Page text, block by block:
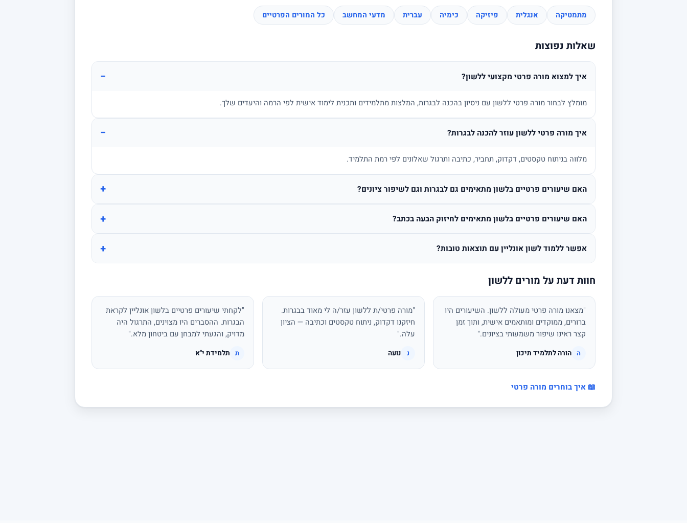
מתמטיקה אנגלית פיזיקה כימיה עברית מדעי המחשב כל המורים הפרטיים
שאלות נפוצות
איך למצוא מורה פרטי מקצועי ללשון? −
מומלץ לבחור מורה פרטי ללשון עם ניסיון בהכנה לבגרות, המלצות מתלמידים ותכנית לימוד אישית לפי הרמה והיעדים שלך.
איך מורה פרטי ללשון עוזר להכנה לבגרות? −
מלווה בניתוח טקסטים, דקדוק, תחביר, כתיבה ותרגול שאלונים לפי רמת התלמיד.
האם שיעורים פרטיים בלשון מתאימים גם לבגרות וגם לשיפור ציונים? +
האם שיעורים פרטיים בלשון מתאימים לחיזוק הבעה בכתב? +
אפשר ללמוד לשון אונליין עם תוצאות טובות? +
חוות דעת על מורים ללשון
"מצאנו מורה פרטי מעולה ללשון. השיעורים היו
ברורים, ממוקדים ומותאמים אישית, ותוך זמן
קצר ראינו שיפור משמעותי בציונים."
ה הורה לתלמיד תיכון
"מורה פרטי/ת ללשון עזר/ה לי מאוד בבגרות.
חיזקנו דקדוק, ניתוח טקסטים וכתיבה — הציון
עלה."
נ נועה
"לקחתי שיעורים פרטיים בלשון אונליין לקראת
הבגרות. ההסברים היו מצוינים, התרגול היה
מדויק, והגעתי למבחן עם ביטחון מלא."
ת תלמידת י"א
📖 איך בוחרים מורה פרטי